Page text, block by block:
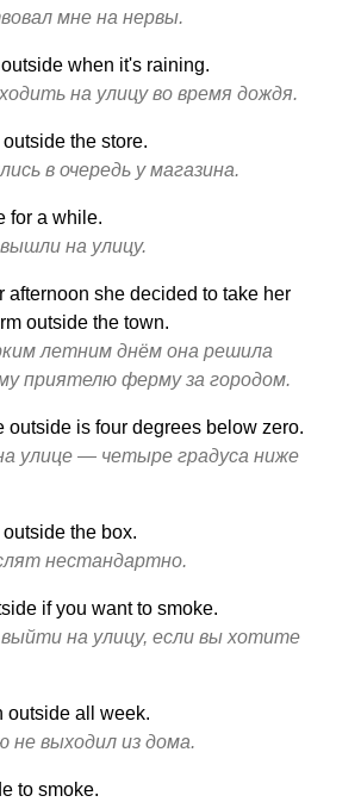
мне на нервы.
outside when it's raining.
на улицу во время дождя.
the store.
в очередь у магазина.
for a while.
на улицу.
afternoon she decided to take her
outside the town.
летним днём она решила
приятелю ферму за городом.
outside is four degrees below zero.
улице — четыре градуса ниже
outside the box.
нестандартно.
if you want to smoke.
на улицу, если вы хотите
outside all week.
не выходил из дома.
to smoke.